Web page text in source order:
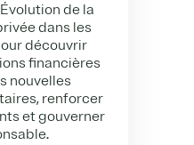
de la
dans les
découvrir
financières
nouvelles
renforcer
et gouverner